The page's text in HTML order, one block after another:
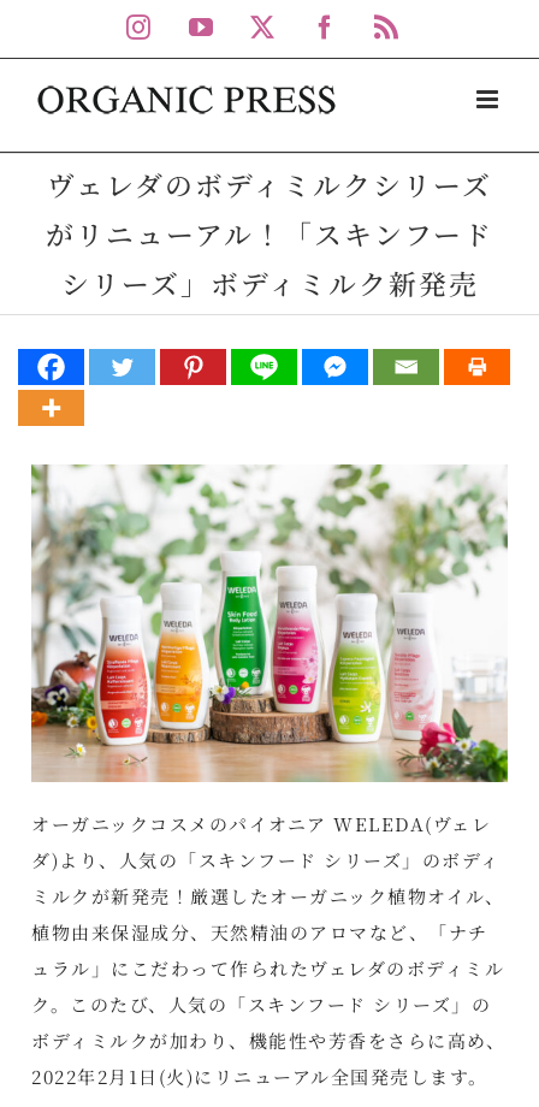
to
content
Instagram
YouTube Facebook
ヴェレダのボディミルクシリーズ
がリニューアル！「スキンフード
シリーズ」ボディミルク新発売
オーガニックコスメのパイオニア WELEDA(ヴェレ
ダ)より、人気の「スキンフード シリーズ」のボディ
ミルクが新発売！厳選したオーガニック植物オイル、
植物由来保湿成分、天然精油のアロマなど、「ナチ
ュラル」にこだわって作られたヴェレダのボディミル
ク。このたび、人気の「スキンフード シリーズ」の
ボディミルクが加わり、機能性や芳香をさらに高め、
2022年2月1日(火)にリニューアル全国発売します。